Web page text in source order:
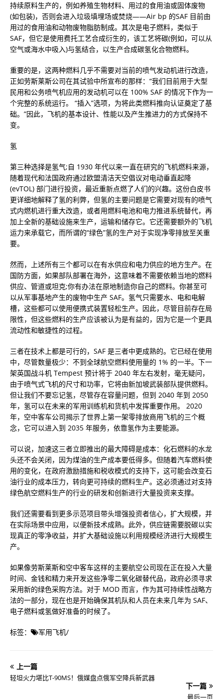
持续原料生产的，例如养殖生物材料、用过的食用油或固体废物
(如包装)，否则会进入垃圾填埋场或焚烧——Air bp 的SAF 目前由
用过的食用油和动物废物脂肪制成。其次是电子燃料，类似于
SAF，但它是使用费托工艺合成衍生的，该工艺将碳(例如，可以从
空气或海水中吸入)与氢结合，以生产合成碳氢化合物燃料。
重要的是，这两种燃料几乎不需要对当前的喷气发动机进行改造，
正如劳斯莱斯公司在其试验中所宣布的那样：“我们目前用于大型
民用和公务喷气机应用的发动机可以在 100% SAF 的情况下作为一
个完整的系统运行。 “插入”选项，为将此类燃料推向认证奠定了基
础。”因此，飞机的基本设计、性能以及产生推进力的方式保持不
变。
氢
第三种选择是氢气;自 1930 年代以来一直在研究的飞机燃料来源，
随着现代和法国政府通过欧盟清洁天空倡议对电动垂直起降
(evTOL) 部门进行投资，最近重新点燃了人们的兴趣。这份白皮书
更详细地解释了氢的利弊，但氢的主要问题是它需要对现有的喷气
式内燃机进行重大改造，或者用燃料电池和电力推进系统替代，再
加上全新的基础设施来生产，运输和储存它。它还需要额外的飞机
运力来承载它，而所谓的“绿色”氢的生产对于实现净零排放至关重
要。
然而，上述所有三个都可以在有水供应和电力供应的地方生产。在
国防方面，如果部队部署在海外，这意味着不需要依赖当地的燃料
供应、管道或坦克;你有办法在原地制造你自己的燃料。你甚至可
以从军事基地产生的废物中生产 SAF。氢气只需要水、电和电解
槽，这些都可以使用便携式装置轻松生产。因此，尽管目前存在局
限性，但这些燃料的生产应该被认为是有益的，因为它是一个更具
流动性和敏捷性的过程。
三者在技术上都是可行的，SAF 是三者中更成熟的。它已经在使用
中，尽管数量极少：不到全球航空燃料使用量的 1% 的一半。下一
架英国战斗机 Tempest 预计将于 2040 年左右发射，毫无疑问，
由于喷气式飞机的尺寸和功率，它将由新加坡武装部队提供燃料。
但让我们不要忘记氢，尽管存在容量问题，但到 2040 年到 2050
年，氢可以在未来的军用训练机和货机中发挥重要作用。 2020
年，空中客车公司揭示了世界上第一架零排放商用飞机的三个概
念，它可以进入到 2035 年服务，依靠氢作为主要能源。
可以说，加速这三者立即推出的最大障碍是成本：化石燃料的水龙
头还不会关闭，因为煤油的生产成本要低得多。但随着汽车燃料使
用的变化，在政府激励措施和税收模式的支持下，这可能会改变石
油行业的成本压力，转向更可持续的燃料生产。这必须通过对支持
绿色航空燃料生产的行业的研发和创新进行大量投资来支撑。
我们还需要看到更多示范项目带头增强投资者信心，扩大规模，并
在实际场景中应用，以便新技术成熟。此外，供应链需要脱碳以实
现真正的零净收益，并扩大基础设施以利用规模经济进行大规模生
产。
如果像劳斯莱斯和空中客车这样的主要航空公司现在正在投入大量
时间、金钱和精力来开发这些净零二氧化碳替代品，政府必须寻求
采用新的绿色采购方法。对于 MOD 而言，作为其可持续性战略方
法的一部分，现在也是开始确保其机队和人员在未来几年为 SAF、
电子燃料或氢做好准备的时候了。
标签： 军用飞机/
上一篇
轻坦火力堪比T-90MS！俄媒盘点俄军空降兵新武器
下一篇
最后一页